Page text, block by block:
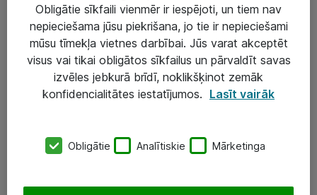
IT serviss un atbalsts
IT infrastruktūra
Darba vietu IT risinājumi
Serveri un datu centri
SIA „ATEA”
eShop@atea.lv
Obligātie sīkfaili vienmēr ir iespējoti, un tiem nav
nepieciešama jūsu piekrišana, jo tie ir nepieciešami
mūsu tīmekļa vietnes darbībai. Jūs varat akceptēt
visus vai tikai obligātos sīkfailus un pārvaldīt savas
izvēles jebkurā brīdī, noklikšķinot zemāk
konfidencialitātes iestatījumos. Lasīt vairāk
Obligātie Analītiskie Mārketinga